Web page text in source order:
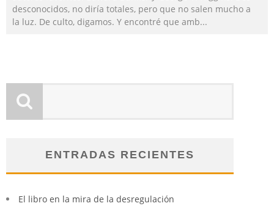
desconocidos, no diría totales, pero que no salen mucho a
la luz. De culto, digamos. Y encontré que amb...
ENTRADAS RECIENTES
El libro en la mira de la desregulación